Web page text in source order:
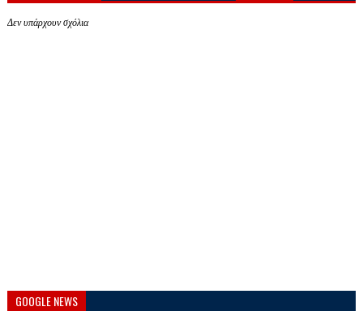
Δεν υπάρχουν σχόλια
GOOGLE NEWS